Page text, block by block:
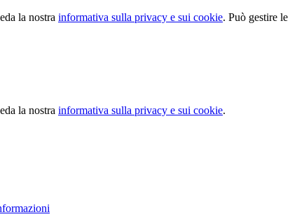
la nostra informativa sulla privacy e sui cookie. Può gestire le
la nostra informativa sulla privacy e sui cookie.